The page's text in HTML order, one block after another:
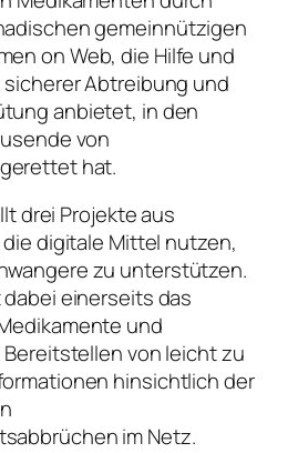
gemeinnützigen
on Web, die Hilfe und
Abtreibung und
anbietet, in den
von
hat.
drei Projekte aus
digitale Mittel nutzen,
zu unterstützen.
einerseits das
und
von leicht zu
hinsichtlich der
im Netz.